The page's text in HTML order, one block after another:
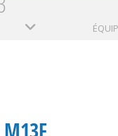
M13F